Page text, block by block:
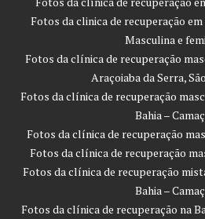
Fotos da clinica de recuperação
Masculina e
Fotos da clínica de recuperação
Araçoiaba da Serra,
Fotos da clínica de recuperação
Bahia –
Fotos da clínica de recuperação
Fotos da clínica de recuperação
Fotos da clínica de recuperação
Bahia –
Fotos da clínica de recuperação na